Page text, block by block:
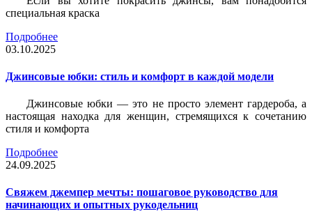
специальная краска
Подробнее
03.10.2025
Джинсовые юбки: стиль и комфорт в каждой модели
Джинсовые юбки — это не просто элемент гардероба, а
настоящая находка для женщин, стремящихся к сочетанию
стиля и комфорта
Подробнее
24.09.2025
Свяжем джемпер мечты: пошаговое руководство для
начинающих и опытных рукодельниц